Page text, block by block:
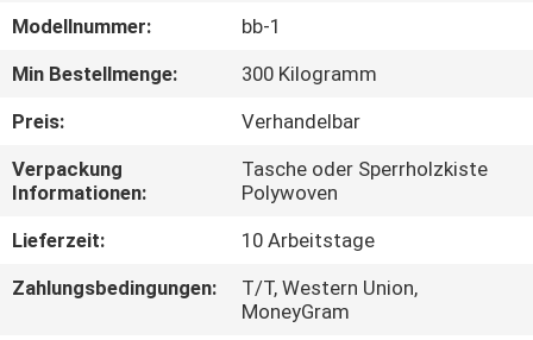
QUALITÄTSKONTROLLE
TRETEN
SIE
MIT
UNS
IN
VERBINDUNG
Modellnummer:
bb-1
Min Bestellmenge:
300 Kilogramm
Preis:
Verhandelbar
Verpackung
Informationen:
Tasche oder Sperrholzkiste
Polywoven
Lieferzeit:
10 Arbeitstage
Zahlungsbedingungen:
T/T, Western Union,
MoneyGram